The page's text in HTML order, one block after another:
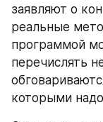
заявляют о
реальные
программой
перечислять
которыми